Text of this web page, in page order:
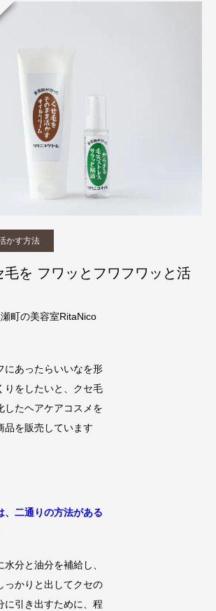
かす方法
毛を フワッとフワフワッと活
町の美容室RitaNico
にあったらいいなを形
りをしたいと、クセ毛
したヘアケアコスメを
品を販売しています
、二通りの方法がある
分と油分を補給し、
っかりと出してクセの
に引き出すために、程